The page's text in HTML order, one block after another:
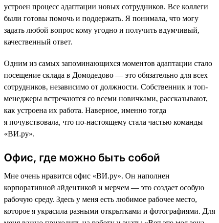
устроен процесс адаптации новых сотрудников. Все коллеги
были готовы помочь и поддержать. Я понимала, что могу
задать любой вопрос кому угодно и получить вдумчивый,
качественный ответ.
Одним из самых запоминающихся моментов адаптации стало
посещение склада в Домодедово — это обязательно для всех
сотрудников, независимо от должности. Собственник и топ-
менеджеры встречаются со всеми новичками, рассказывают,
как устроена их работа. Наверное, именно тогда
я почувствовала, что по-настоящему стала частью команды
«ВИ.ру».
Офис, где можно быть собой
Мне очень нравится офис «ВИ.ру». Он наполнен
корпоративной айдентикой и мерчем — это создает особую
рабочую среду. Здесь у меня есть любимое рабочее место,
которое я украсила разными открытками и фотографиями. Для